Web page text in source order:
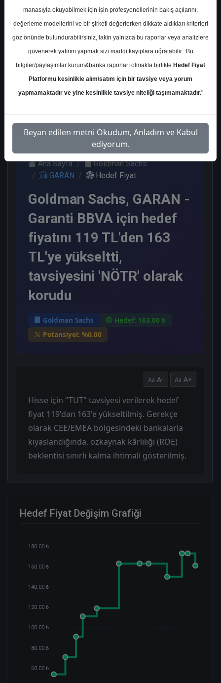
Kurum Sayısı
21
11 1
Üstü
Get.
7
Yok
1 1
Perşembe, 16 Ocak 2025
Ana Sayfa
Goldman Sachs
GARAN
Hedef Fiyat
Goldman Sachs, GARAN -
Garanti BBVA için hedef
fiyatını 119 TL'den 163
TL'ye yükseltti,
tavsiyesini 'NÖTR' olarak
korudu
Goldman Sachs
Hedef: 163.00 ₺
Potansiyel: %0.00
A- A+
Hisse için "TUT" tavsiyesi verilerek hedef
fiyat 119'dan 163'e yükseltilmiş. Gerekçe
olarak CEE/EMEA bölgesindeki bankalarla
kıyaslandığında, özkaynak kârlılığı (ROE)
beklentisi sınırlı kalma ihtimali gösterilmiş.
Hedef Fiyat Değişim Grafiği
180.00 ₺
160.00 ₺
140.00 ₺
120.00 ₺
100.00 ₺
80.00 ₺
60.00 ₺
manasıyla okuyabilmek için işin profesyonellerinin bakış açılarını,
değerleme modellerini ve bir şirketi değerlerken dikkate aldıkları kriterleri
göz önünde bulundurabilirsiniz, lakin yalnızca bu raporlar veya analizlere
güvenerek yatırım yapmak sizi maddi kayıplara uğratabilir.. Bu
bilgiler/paylaşımlar kurum&banka raporları olmakla birlikte Hedef Fiyat
Platformu kesinlikle alım/satım için bir tavsiye veya yorum
yapmamaktadır ve yine kesinlikle tavsiye niteliği taşımamaktadır."
Beyan edilen metni Okudum, Anladım ve Kabul
ediyorum.